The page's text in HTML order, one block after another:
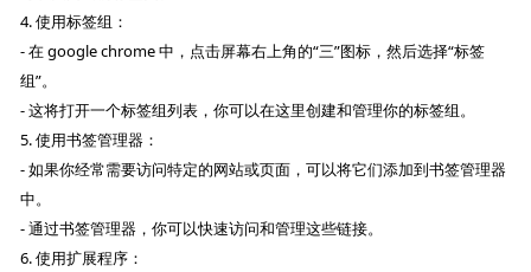
4. 使用标签组：
- 在 google chrome 中，点击屏幕右上角的“三”图标，然后选择“标签
组”。
- 这将打开一个标签组列表，你可以在这里创建和管理你的标签组。
5. 使用书签管理器：
- 如果你经常需要访问特定的网站或页面，可以将它们添加到书签管理器
中。
- 通过书签管理器，你可以快速访问和管理这些链接。
6. 使用扩展程序：